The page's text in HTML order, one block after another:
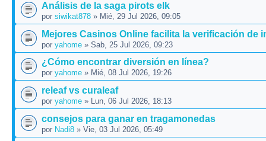
Análisis de la saga pirots elk
por siwikat878 » Mié, 29 Jul 2026, 09:05
Mejores Casinos Online facilita la verificación de
por yahome » Sab, 25 Jul 2026, 09:23
¿Cómo encontrar diversión en línea?
por yahome » Mié, 08 Jul 2026, 19:26
releaf vs curaleaf
por yahome » Lun, 06 Jul 2026, 18:13
consejos para ganar en tragamonedas
por Nadi8 » Vie, 03 Jul 2026, 05:49